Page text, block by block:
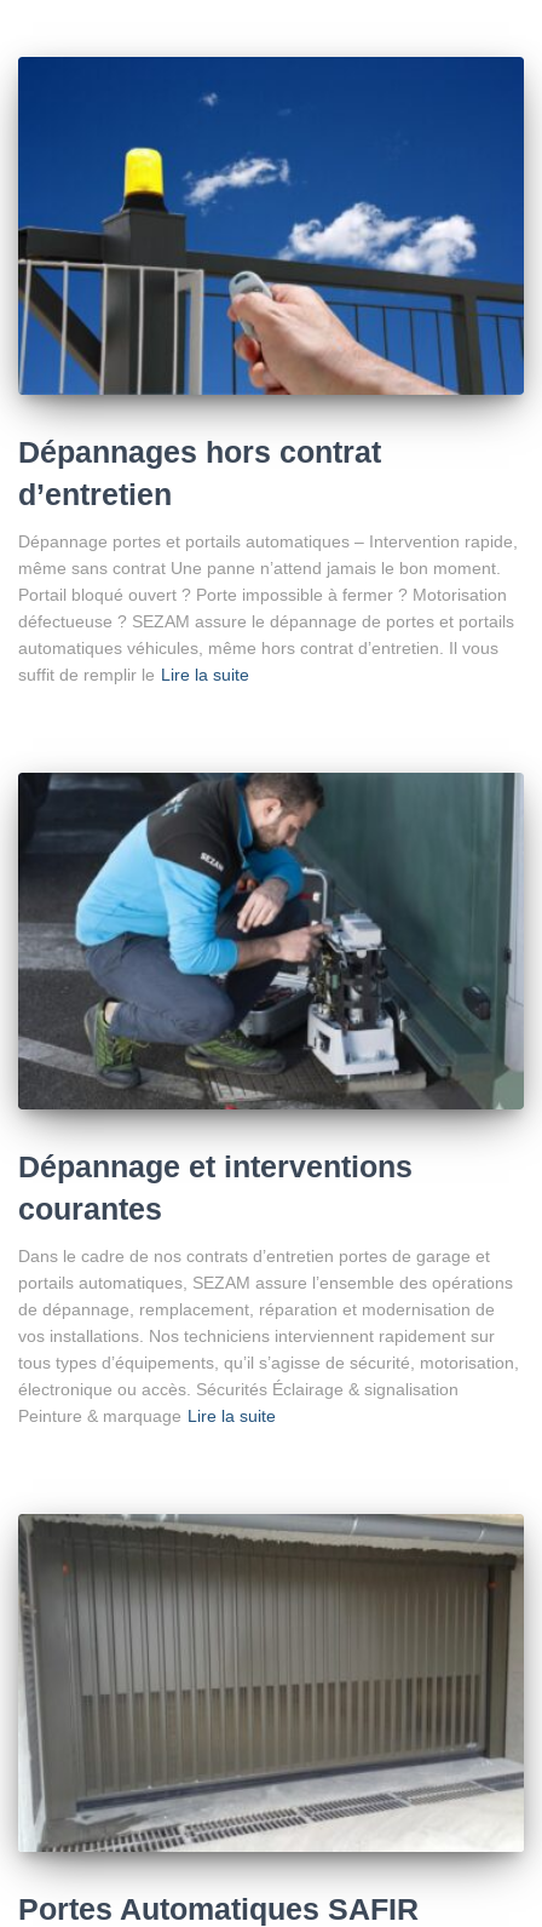
Dépannages hors contrat
d’entretien
Dépannage portes et portails automatiques – Intervention rapide,
même sans contrat Une panne n’attend jamais le bon moment.
Portail bloqué ouvert ? Porte impossible à fermer ? Motorisation
défectueuse ? SEZAM assure le dépannage de portes et portails
automatiques véhicules, même hors contrat d’entretien. Il vous
suffit de remplir le Lire la suite
Dépannage et interventions
courantes
Dans le cadre de nos contrats d’entretien portes de garage et
portails automatiques, SEZAM assure l’ensemble des opérations
de dépannage, remplacement, réparation et modernisation de
vos installations. Nos techniciens interviennent rapidement sur
tous types d’équipements, qu’il s’agisse de sécurité, motorisation,
électronique ou accès. Sécurités Éclairage & signalisation
Peinture & marquage Lire la suite
Portes Automatiques SAFIR